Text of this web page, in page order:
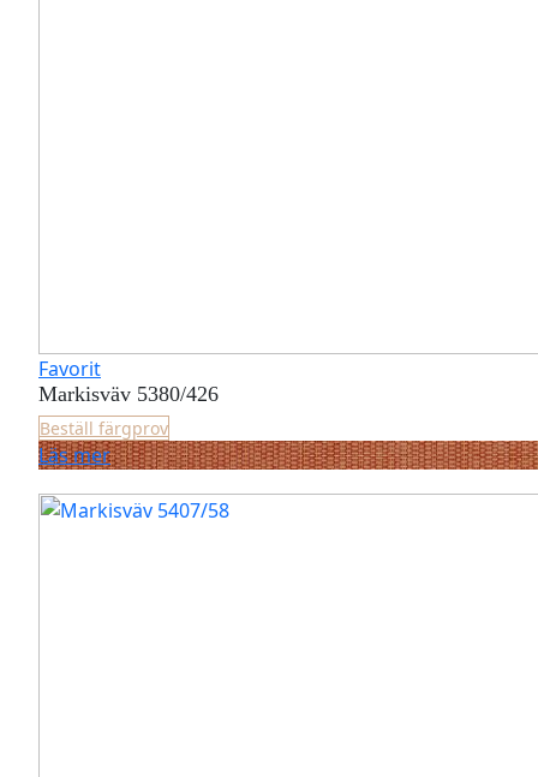
Favorit
Markisväv 5380/426
Beställ färgprov
Läs mer